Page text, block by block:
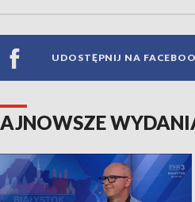
UDOSTĘPNIJ NA